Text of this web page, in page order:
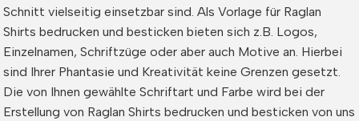
Schnitt vielseitig einsetzbar sind. Als Vorlage für Raglan
Shirts bedrucken und besticken bieten sich z.B. Logos,
Einzelnamen, Schriftzüge oder aber auch Motive an. Hierbei
sind Ihrer Phantasie und Kreativität keine Grenzen gesetzt.
Die von Ihnen gewählte Schriftart und Farbe wird bei der
Erstellung von Raglan Shirts bedrucken und besticken von uns